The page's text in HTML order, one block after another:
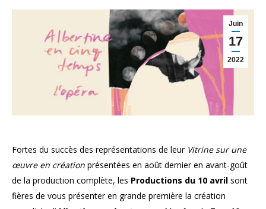
Juin
17
2022
Fortes du succès des représentations de leur Vitrine sur une
œuvre en création présentées en août dernier en avant-goût
de la production complète, les Productions du 10 avril sont
fières de vous présenter en grande première la création